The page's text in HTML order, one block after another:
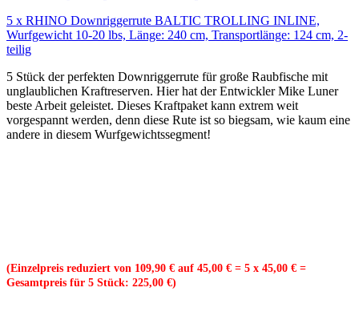
5 x RHINO Downriggerrute BALTIC TROLLING INLINE,
Wurfgewicht 10-20 lbs, Länge: 240 cm, Transportlänge: 124 cm, 2-
teilig
5 Stück der perfekten Downriggerrute für große Raubfische mit
unglaublichen Kraftreserven. Hier hat der Entwickler Mike Luner
beste Arbeit geleistet. Dieses Kraftpaket kann extrem weit
vorgespannt werden, denn diese Rute ist so biegsam, wie kaum eine
andere in diesem Wurfgewichtssegment!
(Einzelpreis reduziert von 109,90 € auf 45,00 € = 5 x 45,00 € =
Gesamtpreis für 5 Stück: 225,00 €)